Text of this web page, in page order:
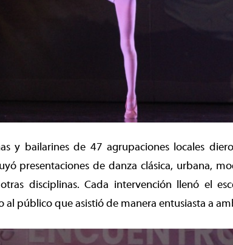
y bailarines de 47 agrupaciones locales
presentaciones de danza clásica, urbana,
disciplinas. Cada intervención llenó el
al público que asistió de manera entusiasta a